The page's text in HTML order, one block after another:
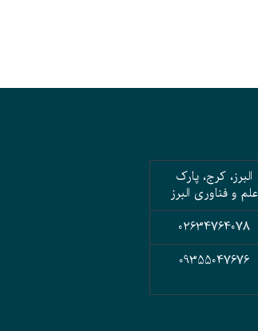
البرز، کرج، پارک
علم و فناوری البرز
02634764078
09355047676